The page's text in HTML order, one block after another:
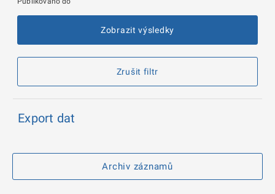
Zobrazit výsledky
Zrušit filtr
Export dat
Archiv záznamů